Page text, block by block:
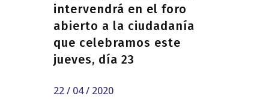
intervendrá en el foro
abierto a la ciudadanía
que celebramos este
jueves, día 23
22 / 04 / 2020